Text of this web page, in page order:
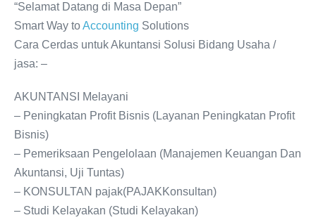
“Selamat Datang di Masa Depan”
Smart Way toAccounting Solutions
Cara Cerdas untuk Akuntansi Solusi Bidang Usaha /
jasa: –
AKUNTANSI Melayani
– Peningkatan Profit Bisnis (Layanan Peningkatan Profit
Bisnis)
– Pemeriksaan Pengelolaan (Manajemen Keuangan Dan
Akuntansi, Uji Tuntas)
– KONSULTAN pajak(PAJAKKonsultan)
– Studi Kelayakan (Studi Kelayakan)